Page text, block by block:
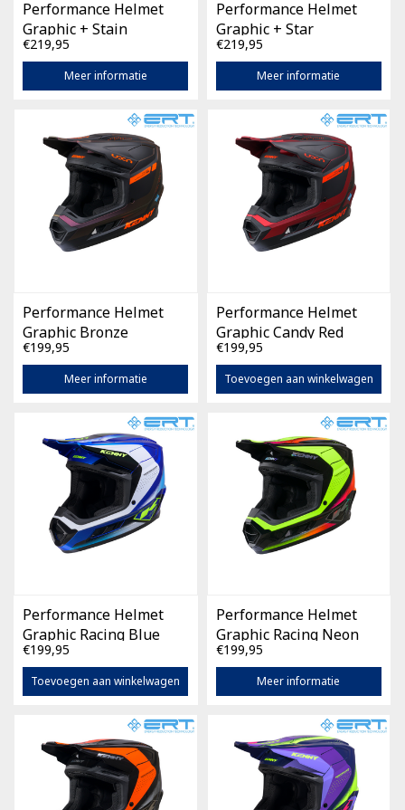
Performance Helmet
Graphic + Stain
€219,95
Meer informatie
Performance Helmet
Graphic + Star
€219,95
Meer informatie
Performance Helmet
Graphic Bronze
€199,95
Meer informatie
Performance Helmet
Graphic Candy Red
€199,95
Toevoegen aan winkelwagen
Performance Helmet
Graphic Racing Blue
€199,95
Toevoegen aan winkelwagen
Performance Helmet
Graphic Racing Neon
Yellow
€199,95
Meer informatie